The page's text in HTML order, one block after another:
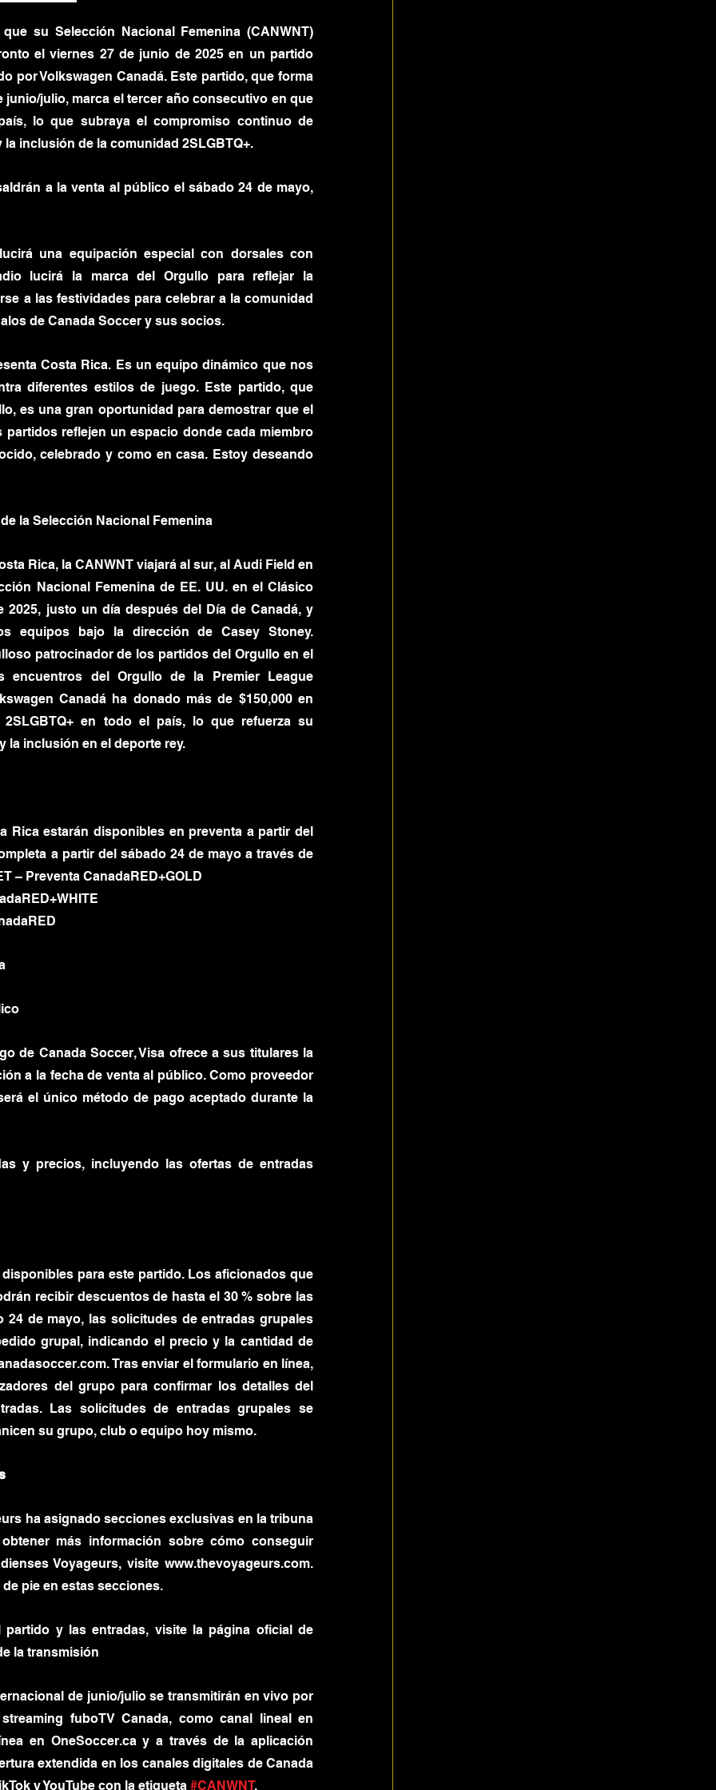
su Selección Nacional Femenina (CANWNT)
el viernes 27 de junio de 2025 en un partido
por Volkswagen Canadá. Este partido, que forma
junio/julio, marca el tercer año consecutivo en que
lo que subraya el compromiso continuo de
inclusión de la comunidad 2SLGBTQ+.
a la venta al público el sábado 24 de mayo,
una equipación especial con dorsales con
lucirá la marca del Orgullo para reflejar la
a las festividades para celebrar a la comunidad
de Canada Soccer y sus socios.
Costa Rica. Es un equipo dinámico que nos
diferentes estilos de juego. Este partido, que
es una gran oportunidad para demostrar que el
reflejen un espacio donde cada miembro
celebrado y como en casa. Estoy deseando
la Selección Nacional Femenina
Rica, la CANWNT viajará al sur, al Audi Field en
Nacional Femenina de EE. UU. en el Clásico
justo un día después del Día de Canadá, y
equipos bajo la dirección de Casey Stoney.
patrocinador de los partidos del Orgullo en el
encuentros del Orgullo de la Premier League
Canadá ha donado más de $150,000 en
en todo el país, lo que refuerza su
la inclusión en el deporte rey.
Rica estarán disponibles en preventa a partir del
a partir del sábado 24 de mayo a través de
– Preventa CanadaRED+GOLD
de Canada Soccer, Visa ofrece a sus titulares la
a la fecha de venta al público. Como proveedor
el único método de pago aceptado durante la
y precios, incluyendo las ofertas de entradas
para este partido. Los aficionados que
recibir descuentos de hasta el 30 % sobre las
de mayo, las solicitudes de entradas grupales
grupal, indicando el precio y la cantidad de
Tras enviar el formulario en línea,
del grupo para confirmar los detalles del
Las solicitudes de entradas grupales se
su grupo, club o equipo hoy mismo.
ha asignado secciones exclusivas en la tribuna
más información sobre cómo conseguir
Voyageurs, visite www.thevoyageurs.com.
pie en estas secciones.
y las entradas, visite la página oficial de
la transmisión
de junio/julio se transmitirán en vivo por
fuboTV Canada, como canal lineal en
en OneSoccer.ca y a través de la aplicación
extendida en los canales digitales de Canada
y YouTube con la etiqueta #CANWNT.